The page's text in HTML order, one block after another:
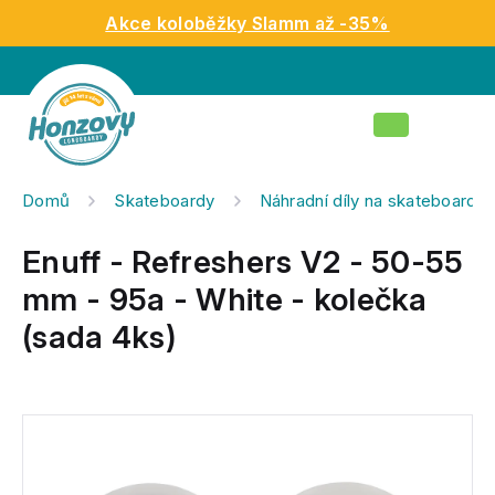
obsah
Akce koloběžky Slamm až -35%
Nákupní
Domů Skateboardy Náhradní díly na skateboardy
Enuff - Refreshers V2 - 50-55
mm - 95a - White - kolečka
(sada 4ks)